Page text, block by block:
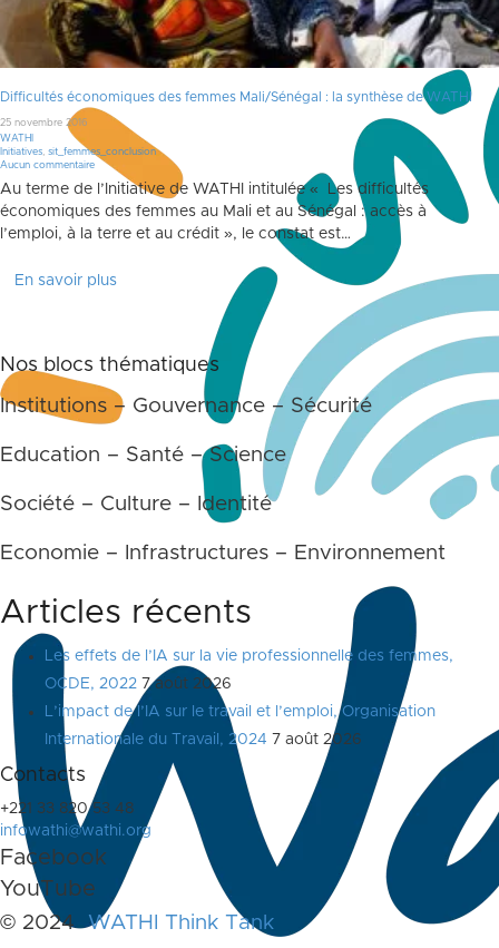
Difficultés économiques des femmes Mali/Sénégal : la synthèse de WATHI
25 novembre 2016
WATHI
Initiatives, sit_femmes_conclusion
Aucun commentaire
Au terme de l’Initiative de WATHI intitulée « Les difficultés
économiques des femmes au Mali et au Sénégal : accès à
l’emploi, à la terre et au crédit », le constat est…
En savoir plus
Nos blocs thématiques
Institutions – Gouvernance – Sécurité
Education – Santé – Science
Société – Culture – Identité
Economie – Infrastructures – Environnement
Articles récents
Les effets de l’IA sur la vie professionnelle des femmes,
OCDE, 2022 7 août 2026
L’impact de l’IA sur le travail et l’emploi, Organisation
Internationale du Travail, 2024 7 août 2026
Contacts
+221 33 820 53 48
infowathi@wathi.org
Facebook
YouTube
© 2024WATHI Think Tank